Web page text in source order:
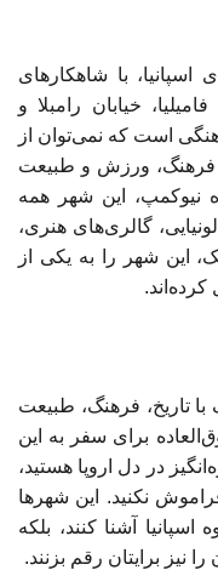
شهر از ۱۰ شهر زیبای اسپانیا، با شاهکارهای
خیابان رامبلا و
است که نمی‌توان از
فرهنگ، ورزش و طبیعت
نیوکمپ، این شهر همه
گالری‌های هنری،
این شهر را به یکی از
هر یک با تاریخ، فرهنگ، طبیعت
برای سفر به این
در دل اروپا هستید،
را فراموش نکنید. این شهرها
اسپانیا آشنا کنند، بلکه
نیز برایتان رقم بزنند.